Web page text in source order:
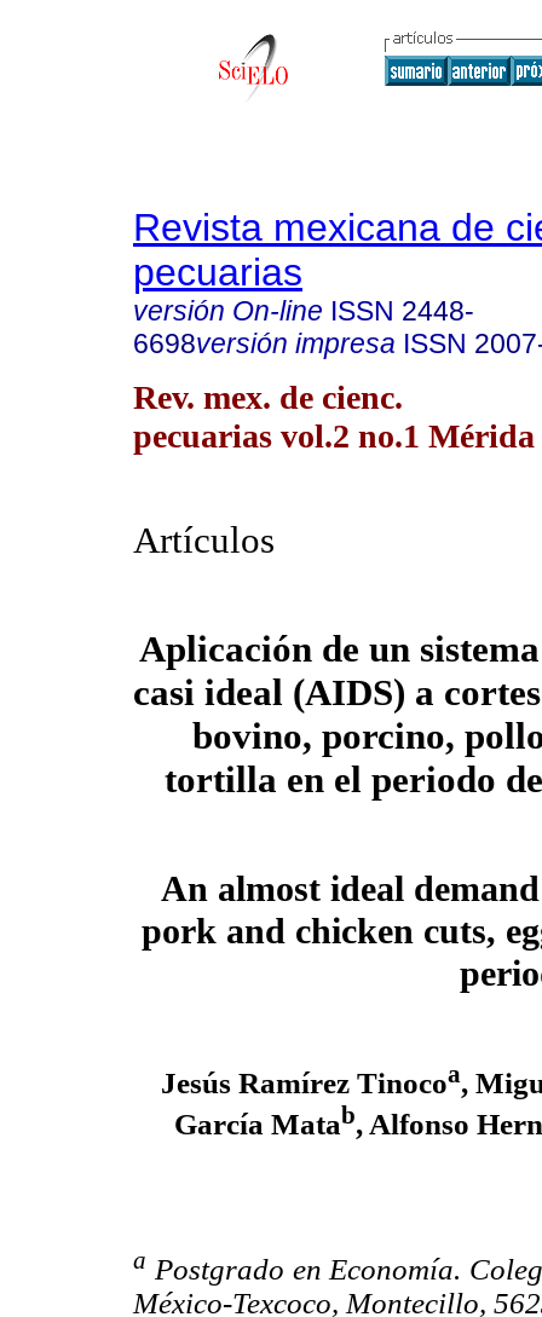
Revista mexicana de
pecuarias
versión On-line ISSN 2448-
6698versión impresa ISSN
Rev. mex. de cienc.
pecuarias vol.2 no.1 Mérida
Artículos
Aplicación de un
casi ideal (AIDS) a
bovino, porcino,
tortilla en el periodo
An almost ideal
pork and chicken cuts,
Jesús Ramírez Tinocoa,
García Matab, Alfonso
a Postgrado en Economía.
México-Texcoco, Montecillo,